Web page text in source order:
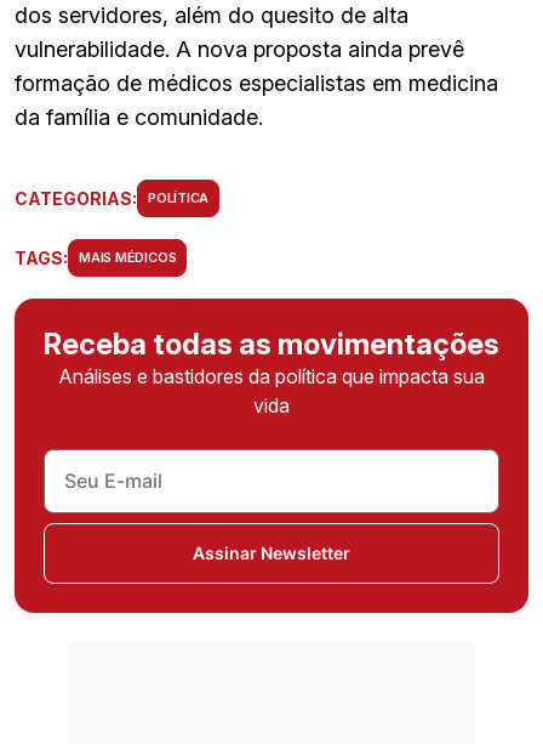
dos servidores, além do quesito de alta
vulnerabilidade. A nova proposta ainda prevê
formação de médicos especialistas em medicina
da família e comunidade.
CATEGORIAS: POLÍTICA
TAGS: MAIS MÉDICOS
Receba todas as movimentações
Análises e bastidores da política que impacta sua
vida
Assinar Newsletter